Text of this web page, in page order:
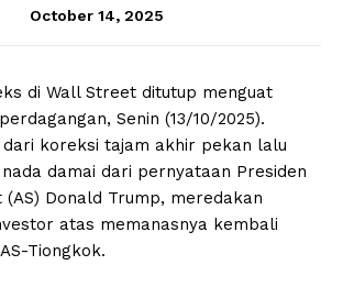
October 14, 2025
di Wall Street ditutup menguat
Senin (13/10/2025).
koreksi tajam akhir pekan lalu
damai dari pernyataan Presiden
Donald Trump, meredakan
atas memanasnya kembali
Tiongkok.